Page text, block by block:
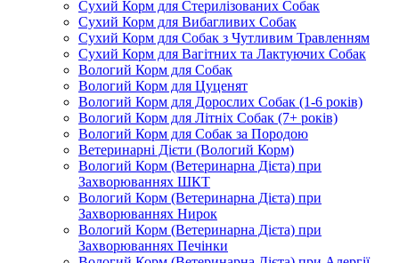
Сухий Корм для Стерилізованих Собак
Сухий Корм для Вибагливих Собак
Сухий Корм для Собак з Чутливим Травленням
Сухий Корм для Вагітних та Лактуючих Собак
Вологий Корм для Собак
Вологий Корм для Цуценят
Вологий Корм для Дорослих Собак (1-6 років)
Вологий Корм для Літніх Собак (7+ років)
Вологий Корм для Собак за Породою
Ветеринарні Дієти (Вологий Корм)
Вологий Корм (Ветеринарна Дієта) при
Захворюваннях ШКТ
Вологий Корм (Ветеринарна Дієта) при
Захворюваннях Нирок
Вологий Корм (Ветеринарна Дієта) при
Захворюваннях Печінки